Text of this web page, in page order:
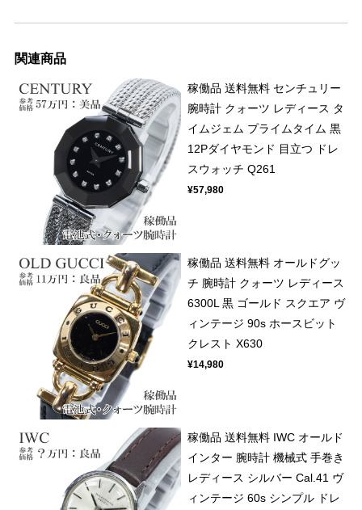
関連商品
稼働品 送料無料 センチュリー
腕時計 クォーツ レディース タ
イムジェム プライムタイム 黒
12Pダイヤモンド 目立つ ドレ
スウォッチ Q261
¥57,980
稼働品 送料無料 オールドグッ
チ 腕時計 クォーツ レディース
6300L 黒 ゴールド スクエア ヴ
ィンテージ 90s ホースビット
クレスト X630
¥14,980
稼働品 送料無料 IWC オールド
インター 腕時計 機械式 手巻き
レディース シルバー Cal.41 ヴ
ィンテージ 60s シンプル ドレ